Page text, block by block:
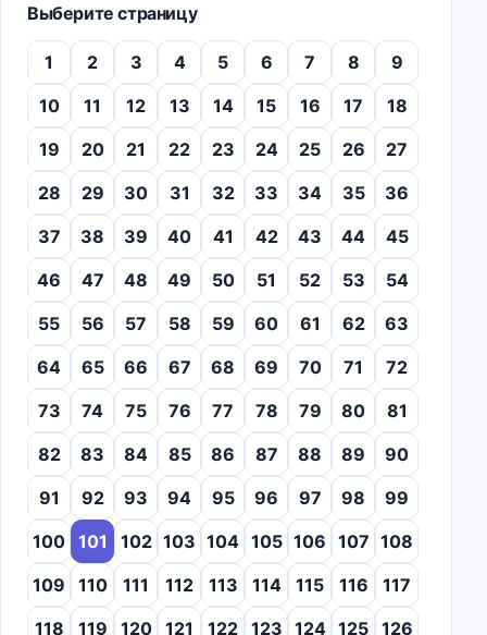
Выберите страницу
1 2 3 4 5 6 7 8
9
10
11 12 13 14 15 16 17
18
19
20 21 22 23 24 25 26
27
28
29 30 31 32 33 34 35
36
37
38 39 40 41 42 43 44
45
46
47 48 49 50 51 52 53
54
55
56 57 58 59 60 61 62
63
64
65 66 67 68 69 70 71
72
73
74 75 76 77 78 79 80
81
82
83 84 85 86 87 88 89
90
91
92 93 94 95 96 97 98
99
100 101 102 103 104 105 106 107 108
109
110 111 112 113 114 115 116
117
118
119 120 121 122 123 124 125 126